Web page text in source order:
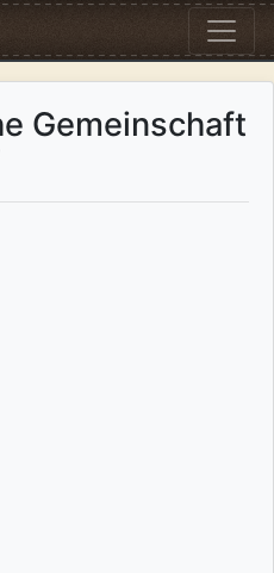
Gemeinschaft